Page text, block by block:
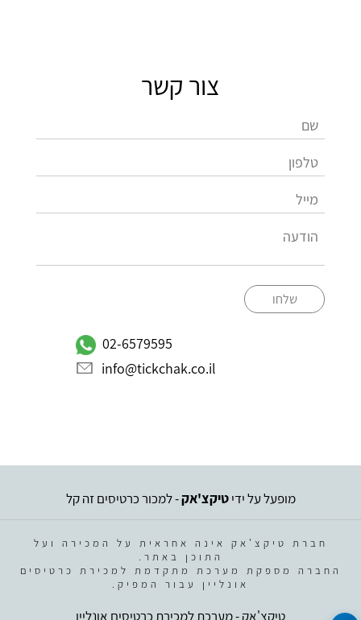
צור קשר
שלחו
02-6579595
info@tickchak.co.il
מופעל על ידיטיקצ'אק- למכור כרטיסים זה קל
חברת טיקצ'אק אינה אחראית על המכירה ועל
התוכן באתר.
החברה מספקת מערכת מתקדמת למכירת כרטיסים
אונליין עבור המפיק.
טיקצ'אק - מערכת למכירת כרטיסים אונליין